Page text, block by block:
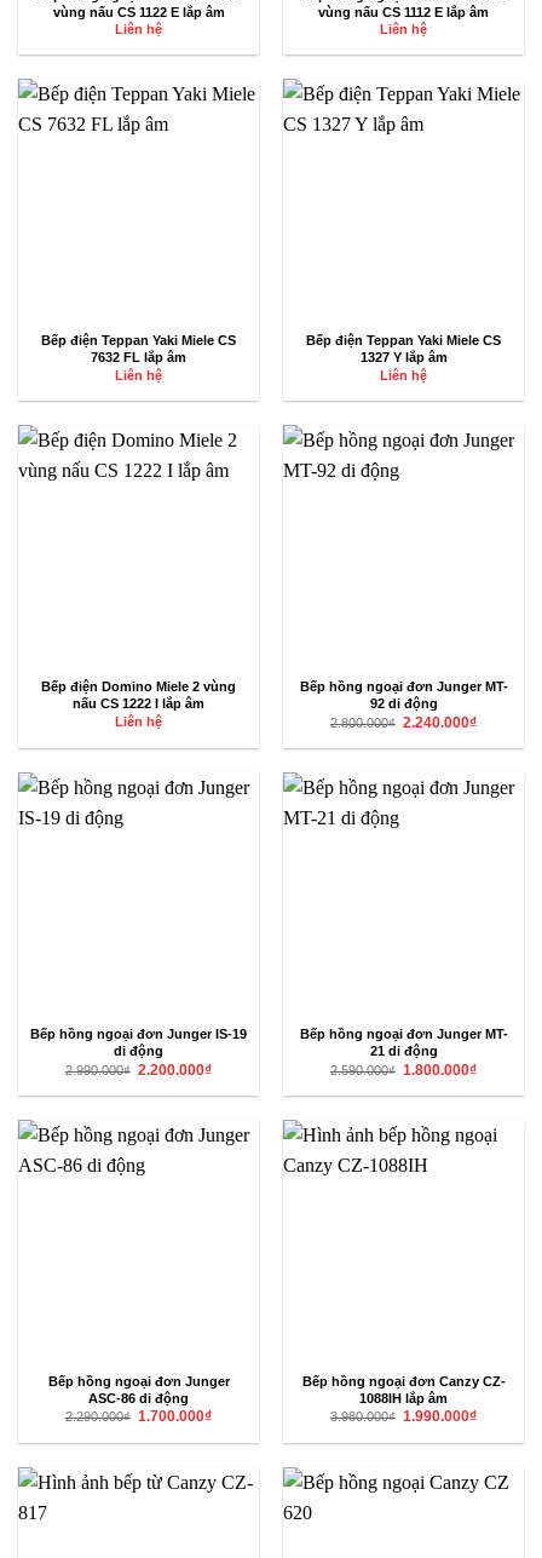
vùng nấu CS 1122 E lắp âm
Liên hệ
vùng nấu CS 1112 E lắp âm
Liên hệ
Bếp điện Teppan Yaki Miele CS
7632 FL lắp âm
Liên hệ
Bếp điện Teppan Yaki Miele CS
1327 Y lắp âm
Liên hệ
Bếp điện Domino Miele 2 vùng
nấu CS 1222 I lắp âm
Liên hệ
Bếp hồng ngoại đơn Junger MT-
92 di động
2.800.000₫ Giá
là:
2.240.000₫Giá
tại
Bếp hồng ngoại đơn Junger IS-19
di động
2.990.000₫ Giá
là:
2.200.000₫Giá
tại
Bếp hồng ngoại đơn Junger MT-
21 di động
2.590.000₫ Giá
là:
1.800.000₫Giá
tại
Bếp hồng ngoại đơn Junger
ASC-86 di động
2.290.000₫ Giá
là:
1.700.000₫Giá
tại
Bếp hồng ngoại đơn Canzy CZ-
1088IH lắp âm
3.980.000₫ Giá
là:
1.990.000₫Giá
tại